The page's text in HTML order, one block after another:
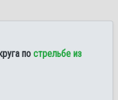
по стрельбе из